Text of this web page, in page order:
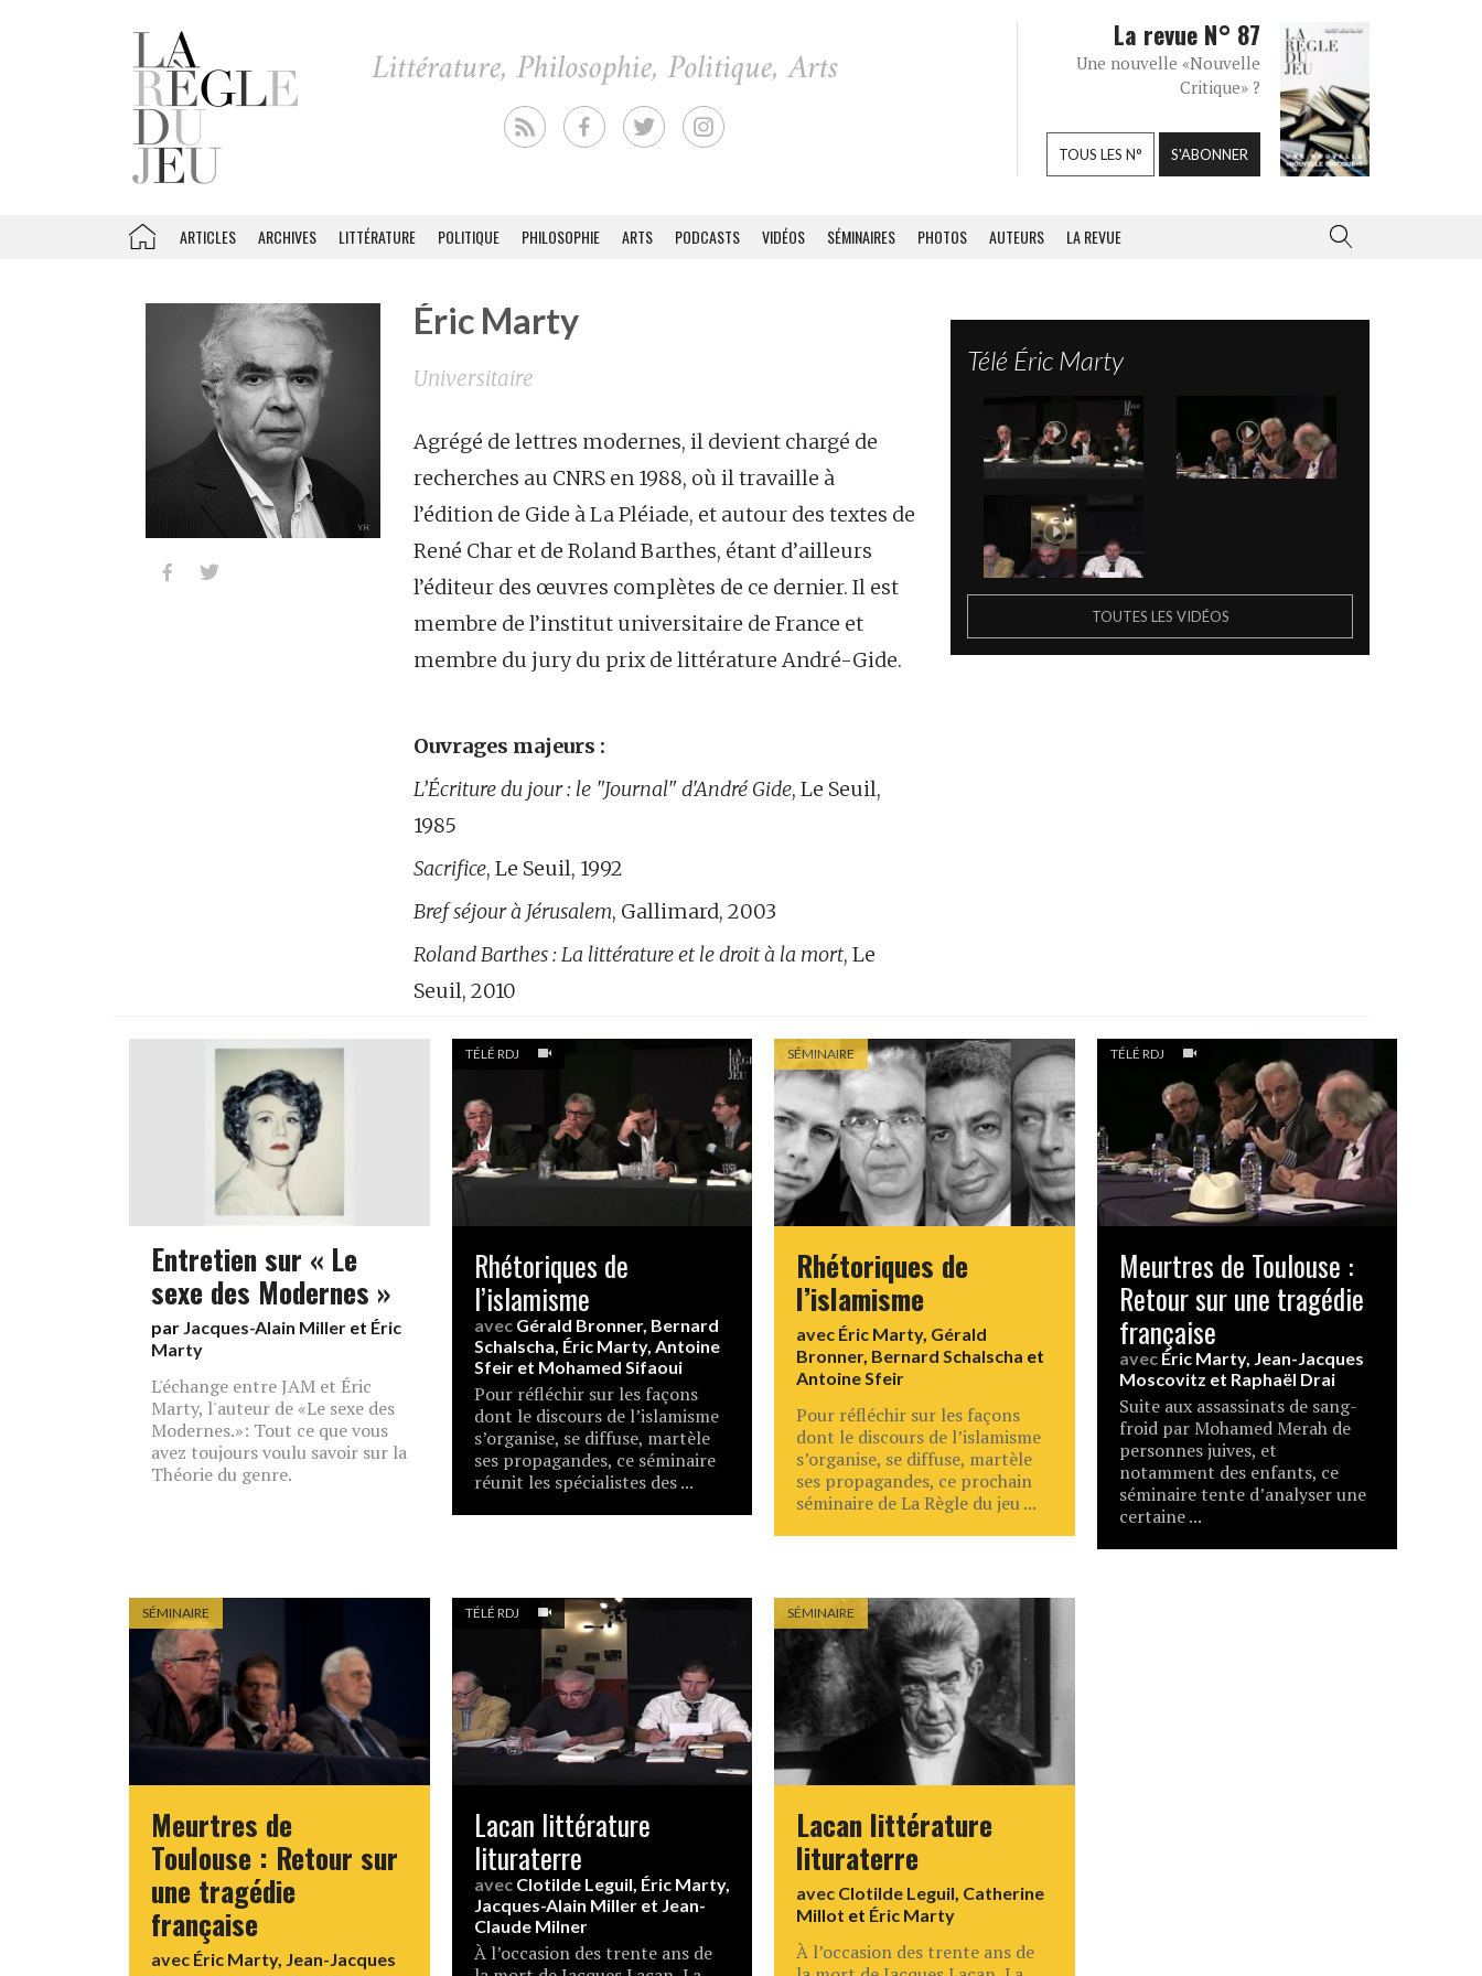
La revue N° 87
Une nouvelle «Nouvelle
Critique» ?
TOUS LES N° S'ABONNER
ARTICLES ARCHIVES LITTÉRATURE POLITIQUE PHILOSOPHIE ARTS PODCASTS VIDÉOS SÉMINAIRES PHOTOS AUTEURS LA REVUE
 
Éric Marty
Universitaire
Agrégé de lettres modernes, il devient chargé de
recherches au CNRS en 1988, où il travaille à
l’édition de Gide à La Pléiade, et autour des textes de
René Char et de Roland Barthes, étant d’ailleurs
l’éditeur des œuvres complètes de ce dernier. Il est
membre de l’institut universitaire de France et
membre du jury du prix de littérature André-Gide.
Ouvrages majeurs :
L’Écriture du jour : le "Journal" d'André Gide, Le Seuil,
1985
Sacrifice, Le Seuil, 1992
Bref séjour à Jérusalem, Gallimard, 2003
Roland Barthes : La littérature et le droit à la mort, Le
Seuil, 2010
Télé Éric Marty
TOUTES LES VIDÉOS
Entretien sur « Le
sexe des Modernes »
par Jacques-Alain Miller et Éric
Marty
L'échange entre JAM et Éric
Marty, l'auteur de «Le sexe des
Modernes.»: Tout ce que vous
avez toujours voulu savoir sur la
Théorie du genre.
TÉLÉ RDJ
Rhétoriques de
l’islamisme
avec Gérald Bronner, Bernard
Schalscha, Éric Marty, Antoine
Sfeiret Mohamed Sifaoui
Pour réfléchir sur les façons
dont le discours de l’islamisme
s’organise, se diffuse, martèle
ses propagandes, ce séminaire
réunit les spécialistes des ...
SÉMINAIRE
Rhétoriques de
l’islamisme
avec Éric Marty, Gérald
Bronner, Bernard Schalscha et
Antoine Sfeir
Pour réfléchir sur les façons
dont le discours de l’islamisme
s’organise, se diffuse, martèle
ses propagandes, ce prochain
séminaire de La Règle du jeu ...
TÉLÉ RDJ
Meurtres de Toulouse :
Retour sur une tragédie
française
avec Éric Marty, Jean-Jacques
Moscovitz et Raphaël Drai
Suite aux assassinats de sang-
froid par Mohamed Merah de
personnes juives, et
notamment des enfants, ce
séminaire tente d’analyser une
certaine ...
SÉMINAIRE
Meurtres de
Toulouse : Retour sur
une tragédie
française
avec Éric Marty, Jean-Jacques
TÉLÉ RDJ
Lacan littérature
lituraterre
avec Clotilde Leguil, Éric Marty,
Jacques-Alain Milleret Jean-
Claude Milner
À l’occasion des trente ans de
SÉMINAIRE
Lacan littérature
lituraterre
avec Clotilde Leguil, Catherine
Millot et Éric Marty
À l’occasion des trente ans de